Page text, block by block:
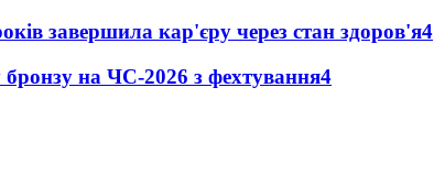
завершила кар'єру через стан здоров'я4
на ЧС-2026 з фехтування4